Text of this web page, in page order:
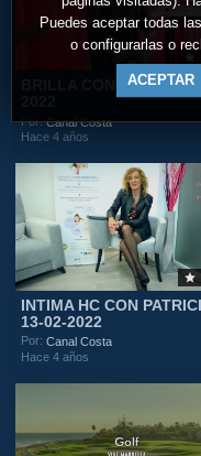
Puedes aceptar todas
o configurarlas o
ACEPTAR
BRILLA CON LAURA 20-
Por:Canal Costa
Hace 4 años
INTIMA HC CON
13-02-2022
Por:Canal Costa
Hace 4 años